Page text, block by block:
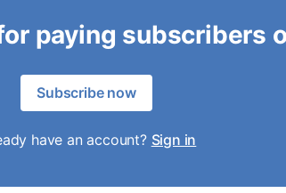
paying subscribers
Subscribe now
have an account? Sign in